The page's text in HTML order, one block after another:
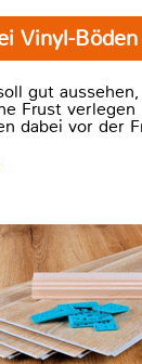
Vinyl-
gut
Frust verlegen
dabei vor der